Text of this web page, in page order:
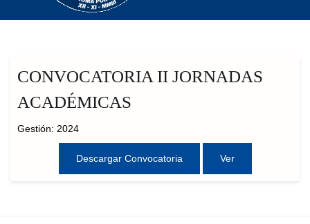
CONVOCATORIA II JORNADAS
ACADÉMICAS
Gestión: 2024
Descargar Convocatoria Ver